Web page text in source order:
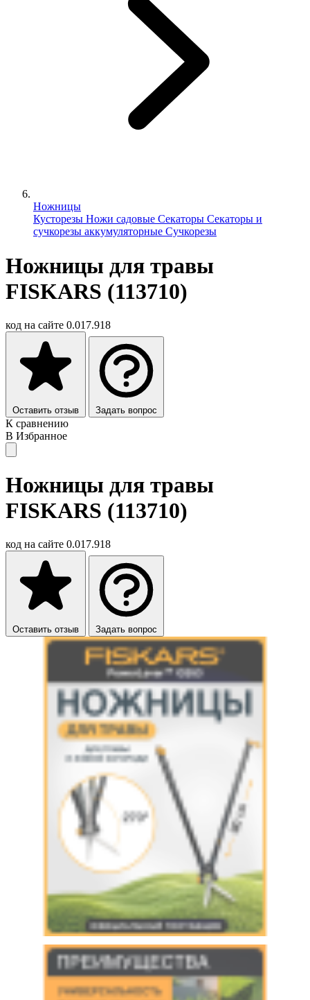
Ножницы
Кусторезы Ножи садовые Секаторы Секаторы и
сучкорезы аккумуляторные Сучкорезы
Ножницы для травы
FISKARS (113710)
код на сайте 0.017.918
Оставить отзыв Задать вопрос
К сравнению
В Избранное
Ножницы для травы
FISKARS (113710)
код на сайте 0.017.918
Оставить отзыв Задать вопрос